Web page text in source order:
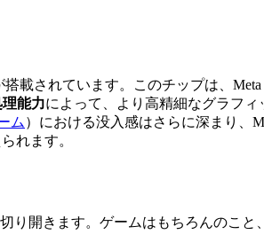
搭載されています。このチップは、Meta
能力によって、より高精細なグラフィ
ム ） における没入感はさらに深まり、
れます。
り開きます。ゲームはもちろんのこ